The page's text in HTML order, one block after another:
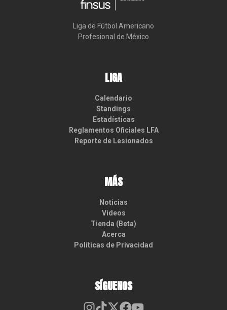
Liga de Fútbol Americano
Profesional de México
LIGA
Calendario
Standings
Estadísticas
Reglamentos Oficiales LFA
Reporte de Lesionados
MÁS
Noticias
Videos
Tienda (Beta)
Acerca
Políticas de Privacidad
SÍGUENOS